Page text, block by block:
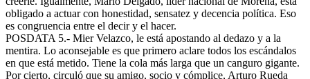
obligado a actuar con honestidad, sensatez y decencia política. Eso
es congruencia entre el decir y el hacer.
POSDATA 5.- Mier Velazco, le está apostando al dedazo y a la
mentira. Lo aconsejable es que primero aclare todos los escándalos
en que está metido. Tiene la cola más larga que un canguro gigante.
Por cierto, circuló que su amigo, socio y cómplice, Arturo Rueda